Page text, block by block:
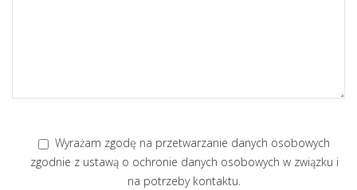
Wyrażam zgodę na przetwarzanie danych osobowych
zgodnie z ustawą o ochronie danych osobowych w związku i
na potrzeby kontaktu.